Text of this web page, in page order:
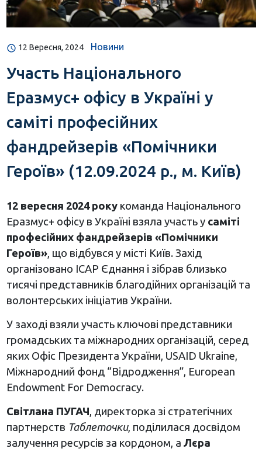
12 Вересня, 2024 Новини
Участь Національного
Еразмус+ офісу в Україні у
саміті професійних
фандрейзерів «Помічники
Героїв» (12.09.2024 р., м. Київ)
12 вересня 2024 рокукоманда Національного
Еразмус+ офісу в Україні взяла участь у саміті
професійних фандрейзерів «Помічники
Героїв», що відбувся у місті Київ. Захід
організовано ІСАР Єднання і зібрав близько
тисячі представників благодійних організацій та
волонтерських ініціатив України.
У заході взяли участь ключові представники
громадських та міжнародних організацій, серед
яких Офіс Президента України, USAID Ukraine,
Міжнародний фонд “Відродження”, European
Endowment For Democracy.
Світлана ПУГАЧ, директорка зі стратегічних
партнерств Таблеточки, поділилася досвідом
залучення ресурсів за кордоном, а Лєра